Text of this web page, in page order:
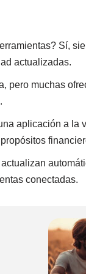
Sí,
actualizadas.
pero muchas
aplicación a la
conectadas.